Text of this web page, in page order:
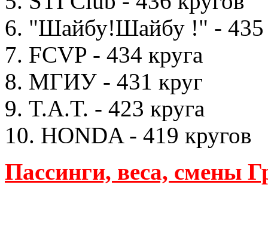
6. "Шайбу!Шайбу !" - 435
7. FCVP - 434 круга
8. МГИУ - 431 круг
9. T.A.T. - 423 круга
10. HONDA - 419 кругов
Пассинги, веса, смены